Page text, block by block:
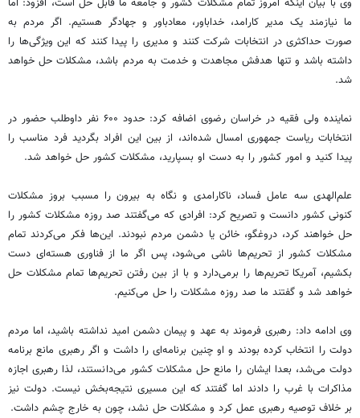
وی با بیان اینکه امروز تمام مشکلات کشور و جامعه ما قابل حل است، افزود: اما
ما نیازمند یک مدیر کارامد، خداباور، معادباور و جهادگر هستیم. اگر مردم به
صورت حداکثری در انتخابات شرکت کنند و مدیری را پیدا کنند که این ویژگی‌ها را
داشته باشد و تنها هدفش مجاهدت و خدمت به مردم باشد، مشکلات حل خواهد
شد.
نماینده ولی فقیه در خراسان رضوی اضافه کرد: حدود ۶۰۰ نفر داوطلب حضور در
انتخابات ریاست جمهوری امسال شده‌اند، از بین این افراد بگردید فرد مناسب را
پیدا کنید و امور کشور را به دست او بسپارید، مشکلات کشور حل خواهد شد.
علم‌الهدی سه عامل فساد، ناکارامدی و نگاه به بیرون را مسبب بروز مشکلات
کنونی کشور دانست و تصریح کرد: افرادی که می‌گفتند صد روزه مشکلات کشور را
حل خواهند کرد، دروغگو، خائن یا دشمن مردم نبودند. این‌ها فکر می‌کردند تمام
مشکلات کشور از تحریم‌ها ناشی می‌شود، پس اگر ما از فناوری هسته‌ای دست
بکشیم، آمریکا تحریم‌ها را برمی‌دارد و با از بین رفتن تحریم‌ها تمام مشکلات حل
خواهد شد و گفتند ما صد روزه مشکلات را حل می‌کنیم.
وی ادامه داد: رهبری فرموند به عهد و پیمان دشمن امید نداشته باشید، اما مردم
دولت را انتخاب کرده بودند و او چنین برنامه‌ای را داشت و اگر رهبری مانع برنامه
دولت می‌شد، بعدا ایشان را مانع حل مشکلات کشور می‌دانستند، لذا رهبری اجازه
مذاکرات با غرب را دادند اما گفتند که این مسیری نتیجه‌بخش نیست. دولت نیز
بر خلاف توصیه رهبری عمل کرد و مشکلات حل نشد، چون به خارج چشم داشت.